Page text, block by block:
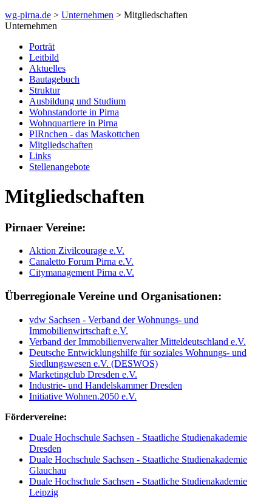
wg-pirna.de > Unternehmen > Mitgliedschaften
Unternehmen
Porträt
Leitbild
Aktuelles
Bautagebuch
Struktur
Ausbildung und Studium
Wohnstandorte in Pirna
Wohnquartiere in Pirna
PIRnchen - das Maskottchen
Mitgliedschaften
Links
Stellenangebote
Mitgliedschaften
Pirnaer Vereine:
Aktion Zivilcourage e.V.
Canaletto Forum Pirna e.V.
Citymanagement Pirna e.V.
Überregionale Vereine und Organisationen:
vdw Sachsen - Verband der Wohnungs- und
Immobilienwirtschaft e.V.
Verband der Immobilienverwalter Mitteldeutschland e.V.
Deutsche Entwicklungshilfe für soziales Wohnungs- und
Siedlungswesen e.V. (DESWOS)
Marketingclub Dresden e.V.
Industrie- und Handelskammer Dresden
Initiative Wohnen.2050 e.V.
Fördervereine:
Duale Hochschule Sachsen - Staatliche Studienakademie
Dresden
Duale Hochschule Sachsen - Staatliche Studienakademie
Glauchau
Duale Hochschule Sachsen - Staatliche Studienakademie
Leipzig